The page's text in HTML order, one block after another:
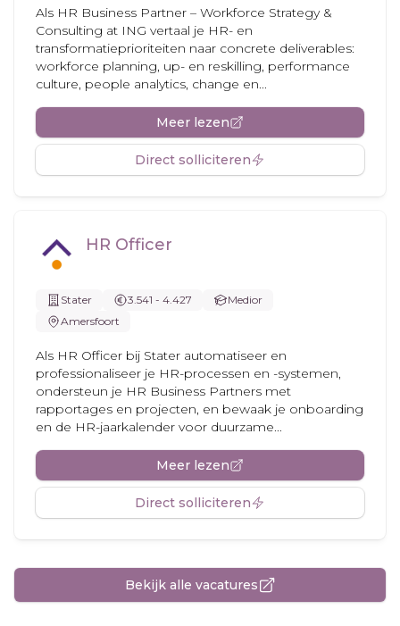
Als HR Business Partner – Workforce Strategy &
Consulting at ING vertaal je HR- en
transformatieprioriteiten naar concrete deliverables:
workforce planning, up- en reskilling, performance
culture, people analytics, change en...
Meer lezen
Direct solliciteren
HR Officer
Stater 3.541 - 4.427
Medior
Amersfoort
Als HR Officer bij Stater automatiseer en
professionaliseer je HR-processen en -systemen,
ondersteun je HR Business Partners met
rapportages en projecten, en bewaak je onboarding
en de HR-jaarkalender voor duurzame...
Meer lezen
Direct solliciteren
Bekijk alle vacatures